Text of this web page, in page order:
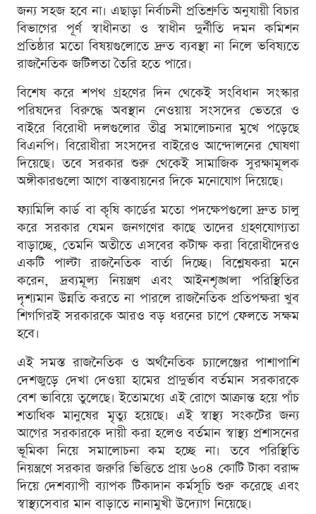
জন্য সহজ হবে না। এছাড়া নির্বাচনী প্রতিশ্রুতি অনুযায়ী বিচার
বিভাগের পূর্ণ স্বাধীনতা ও স্বাধীন দুর্নীতি দমন কমিশন
প্রতিষ্ঠার মতো বিষয়গুলোতে দ্রুত ব্যবস্থা না নিলে ভবিষ্যতে
রাজনৈতিক জটিলতা তৈরি হতে পারে।
বিশেষ করে শপথ গ্রহণের দিন থেকেই সংবিধান সংস্কার
পরিষদের বিরুদ্ধে অবস্থান নেওয়ায় সংসদের ভেতরে ও
বাইরে বিরোধী দলগুলোর তীব্র সমালোচনার মুখে পড়েছে
বিএনপি। বিরোধীরা সংসদের বাইরেও আন্দোলনের ঘোষণা
দিয়েছে। তবে সরকার শুরু থেকেই সামাজিক সুরক্ষামূলক
অঙ্গীকারগুলো আগে বাস্তবায়নের দিকে মনোযোগ দিয়েছে।
ফ্যামিলি কার্ড বা কৃষি কার্ডের মতো পদক্ষেপগুলো দ্রুত চালু
করে সরকার যেমন জনগণের কাছে তাদের গ্রহণযোগ্যতা
বাড়াচ্ছে, তেমনি অতীতে এসবের কটাক্ষ করা বিরোধীদেরও
একটি পাল্টা রাজনৈতিক বার্তা দিচ্ছে। বিশ্লেষকরা মনে
করেন, দ্রব্যমূল্য নিয়ন্ত্রণ এবং আইনশৃঙ্খলা পরিস্থিতির
দৃশ্যমান উন্নতি করতে না পারলে রাজনৈতিক প্রতিপক্ষরা খুব
শিগগিরই সরকারকে আরও বড় ধরনের চাপে ফেলতে সক্ষম
হবে।
এই সমস্ত রাজনৈতিক ও অর্থনৈতিক চ্যালেঞ্জের পাশাপাশি
দেশজুড়ে দেখা দেওয়া হামের প্রাদুর্ভাব বর্তমান সরকারকে
বেশ ভাবিয়ে তুলেছে। ইতোমধ্যে এই রোগে আক্রান্ত হয়ে পাঁচ
শতাধিক মানুষের মৃত্যু হয়েছে। এই স্বাস্থ্য সংকটের জন্য
আগের সরকারকে দায়ী করা হলেও বর্তমান স্বাস্থ্য প্রশাসনের
ভূমিকা নিয়ে সমালোচনা কম হচ্ছে না। তবে পরিস্থিতি
নিয়ন্ত্রণে সরকার জরুরি ভিত্তিতে প্রায় ৬০৪ কোটি টাকা বরাদ্দ
দিয়ে দেশব্যাপী ব্যাপক টিকাদান কর্মসূচি শুরু করেছে এবং
স্বাস্থ্যসেবার মান বাড়াতে নানামুখী উদ্যোগ নিয়েছে।